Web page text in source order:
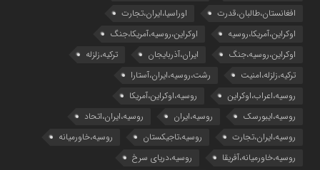
افغانستان،طالبان،قدرت
اوراسیا،ایران،تجارت
اوکراین،آمریکا،روسیه
اوکراین،روسیه،آمریکا،جنگ
اوکراین،روسیه،جنگ
ایران،آذربایجان
ترکیه،زلزله
ترکیه،زلزله،امنیت
رشت،روسیه،ایران،آستارا
روسیه،اعراب،اوکراین
روسیه،اوکراین،آمریکا
روسیه،ایبورسک
روسیه،ایران
روسیه،ایران،اتحاد
روسیه،ایران،تجارت
روسیه،تاجیکستان
روسیه،خاورمیانه
روسیه،خاورمیانه،آفریقا
روسیه،دریای سرخ